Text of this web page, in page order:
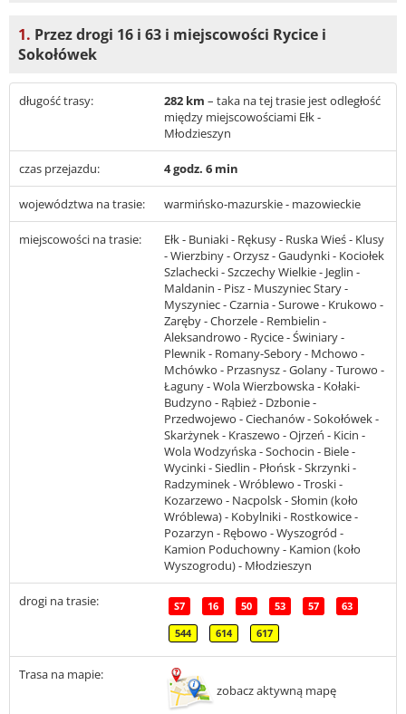
1. Przez drogi 16 i 63 i miejscowości Rycice i
Sokołówek
długość trasy: 282 km – taka na tej trasie jest odległość
między miejscowościami Ełk -
Młodzieszyn
czas przejazdu: 4 godz. 6 min
województwa na trasie: warmińsko-mazurskie - mazowieckie
miejscowości na trasie:
Ełk - Buniaki - Rękusy - Ruska Wieś - Klusy
- Wierzbiny - Orzysz - Gaudynki - Kociołek
Szlachecki - Szczechy Wielkie - Jeglin -
Maldanin - Pisz - Muszyniec Stary -
Myszyniec - Czarnia - Surowe - Krukowo -
Zaręby - Chorzele - Rembielin -
Aleksandrowo - Rycice - Świniary -
Plewnik - Romany-Sebory - Mchowo -
Mchówko - Przasnysz - Golany - Turowo -
Łaguny - Wola Wierzbowska - Kołaki-
Budzyno - Rąbież - Dzbonie -
Przedwojewo - Ciechanów - Sokołówek -
Skarżynek - Kraszewo - Ojrzeń - Kicin -
Wola Wodzyńska - Sochocin - Biele -
Wycinki - Siedlin - Płońsk - Skrzynki -
Radzyminek - Wróblewo - Troski -
Kozarzewo - Nacpolsk - Słomin (koło
Wróblewa) - Kobylniki - Rostkowice -
Pozarzyn - Rębowo - Wyszogród -
Kamion Poduchowny - Kamion (koło
Wyszogrodu) - Młodzieszyn
drogi na trasie: S7 16 50 53 57 63
544 614 617
Trasa na mapie:
zobacz aktywną mapę